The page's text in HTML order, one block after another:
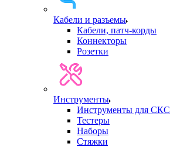
Кабели и разъемы
Кабели, патч-корды
Коннекторы
Розетки
Инструменты
Инструменты для СКС
Тестеры
Наборы
Стяжки